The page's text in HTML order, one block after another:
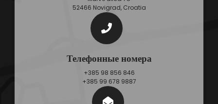
52466 Novigrad, Croatia
Телефонные номера
+385 98 856 846
+385 99 678 9887